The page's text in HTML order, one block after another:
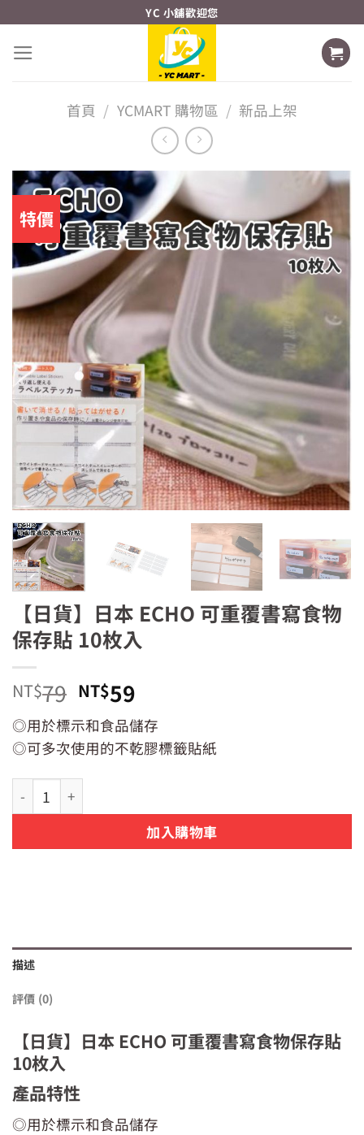
content
YC 小舖歡迎您
首頁 / YCMART 購物區 / 新品上架
特價
【日貨】日本 ECHO 可重覆書寫食物
保存貼 10枚入
NT$79 原
始
價
格：
NT$79。
NT$59目
前
價
格：
◎用於標示和食品儲存
◎可多次使用的不乾膠標籤貼紙
【日貨】日本 ECHO 可重覆書寫食物保存貼 10枚入 數量
加入購物車
描述
評價 (0)
【日貨】日本 ECHO 可重覆書寫食物保存貼
10枚入
產品特性
◎用於標示和食品儲存